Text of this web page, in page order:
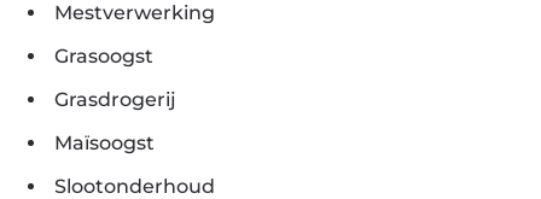
Mestverwerking
Grasoogst
Grasdrogerij
Maïsoogst
Slootonderhoud